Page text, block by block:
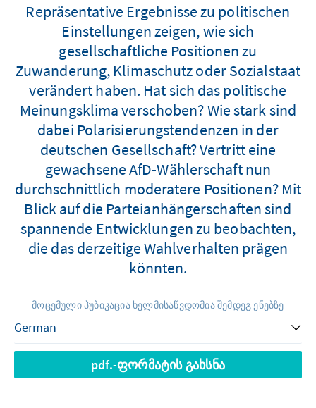
Repräsentative Ergebnisse zu politischen
Einstellungen zeigen, wie sich
gesellschaftliche Positionen zu
Zuwanderung, Klimaschutz oder Sozialstaat
verändert haben. Hat sich das politische
Meinungsklima verschoben? Wie stark sind
dabei Polarisierungstendenzen in der
deutschen Gesellschaft? Vertritt eine
gewachsene AfD-Wählerschaft nun
durchschnittlich moderatere Positionen? Mit
Blick auf die Parteianhängerschaften sind
spannende Entwicklungen zu beobachten,
die das derzeitige Wahlverhalten prägen
könnten.
მოცემული პუბიკაცია ხელმისაწვდომია შემდეგ ენებზე
pdf.-ფორმატის გახსნა